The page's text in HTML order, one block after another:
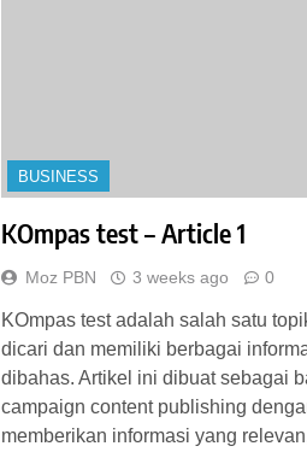
BUSINESS
KOmpas test – Article 1
Moz PBN 3 weeks ago 0
KOmpas test adalah salah satu
dicari dan memiliki berbagai
dibahas. Artikel ini dibuat sebagai
campaign content publishing
memberikan informasi yang